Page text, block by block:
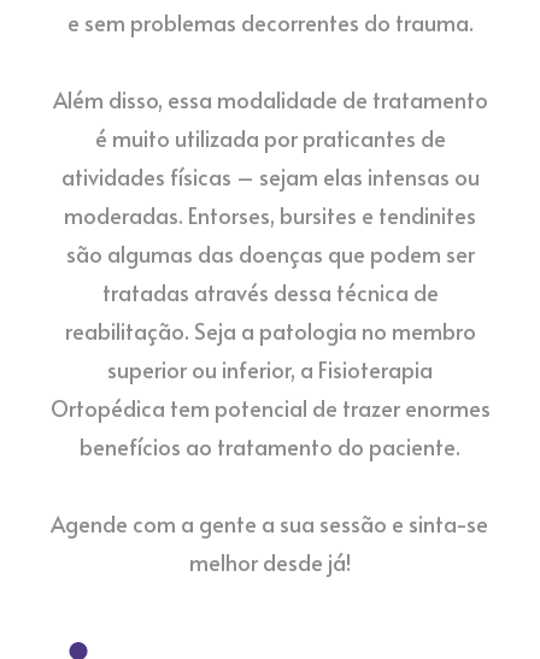
e sem problemas decorrentes do trauma.
Além disso, essa modalidade de tratamento
é muito utilizada por praticantes de
atividades físicas – sejam elas intensas ou
moderadas. Entorses, bursites e tendinites
são algumas das doenças que podem ser
tratadas através dessa técnica de
reabilitação. Seja a patologia no membro
superior ou inferior, a Fisioterapia
Ortopédica tem potencial de trazer enormes
benefícios ao tratamento do paciente.
Agende com a gente a sua sessão e sinta-se
melhor desde já!